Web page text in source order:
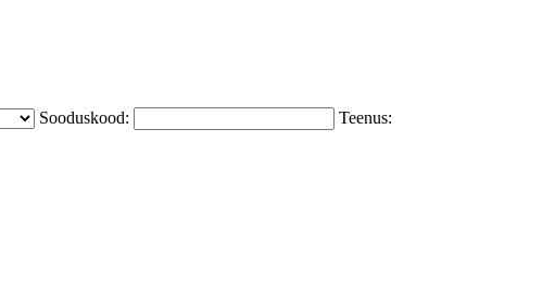
Sooduskood:
Teenus: